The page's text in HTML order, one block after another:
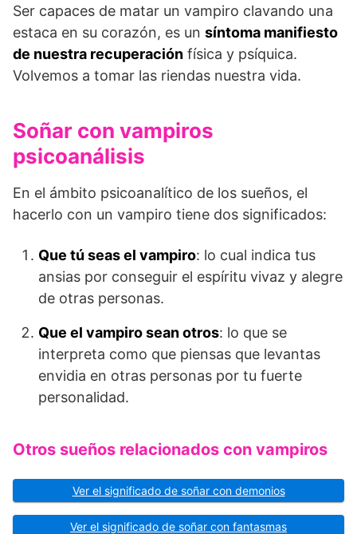
Ser capaces de matar un vampiro clavando una
estaca en su corazón, es un síntoma manifiesto
de nuestra recuperación física y psíquica.
Volvemos a tomar las riendas nuestra vida.
Soñar con vampiros
psicoanálisis
En el ámbito psicoanalítico de los sueños, el
hacerlo con un vampiro tiene dos significados:
Que tú seas el vampiro: lo cual indica tus
ansias por conseguir el espíritu vivaz y alegre
de otras personas.
Que el vampiro sean otros: lo que se
interpreta como que piensas que levantas
envidia en otras personas por tu fuerte
personalidad.
Otros sueños relacionados con vampiros
Ver el significado de soñar con demonios
Ver el significado de soñar con fantasmas